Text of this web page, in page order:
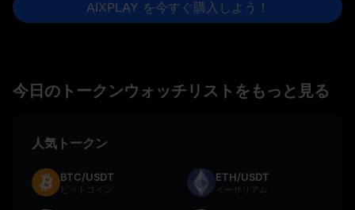
AIXPLAY を今すぐ購入しよう！
今日のトークンウォッチリストをもっと見る
人気トークン
BTC/USDT
ビットコイン
ETH/USDT
イーサリアム